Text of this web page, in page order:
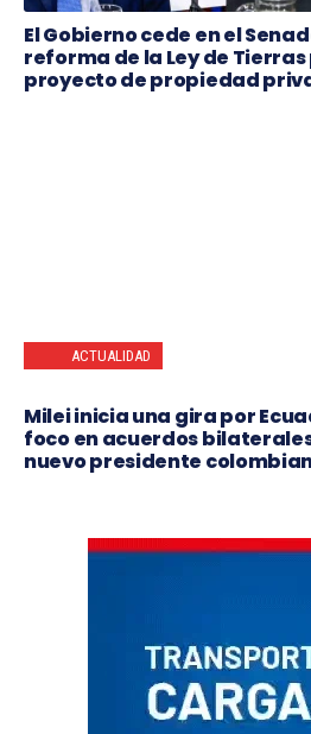
El Gobierno cede en el
reforma de la Ley de
proyecto de propiedad
ACTUALIDAD
Milei inicia una gira por
foco en acuerdos
nuevo presidente